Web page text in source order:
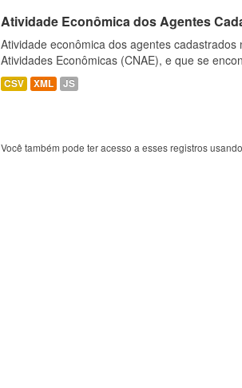
Atividade Econômica dos Agentes
Atividade econômica dos agentes
Atividades Econômicas (CNAE), e que se
CSV XML JS
Você também pode ter acesso a esses registros